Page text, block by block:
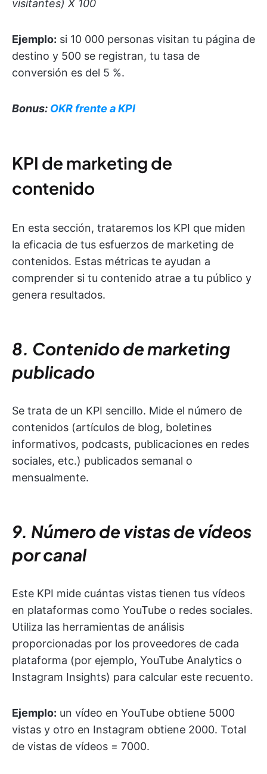
visitantes) X 100
Ejemplo: si 10 000 personas visitan tu página de
destino y 500 se registran, tu tasa de
conversión es del 5 %.
Bonus: OKR frente a KPI
KPI de marketing de
contenido
En esta sección, trataremos los KPI que miden
la eficacia de tus esfuerzos de marketing de
contenidos. Estas métricas te ayudan a
comprender si tu contenido atrae a tu público y
genera resultados.
8. Contenido de marketing
publicado
Se trata de un KPI sencillo. Mide el número de
contenidos (artículos de blog, boletines
informativos, podcasts, publicaciones en redes
sociales, etc.) publicados semanal o
mensualmente.
9. Número de vistas de vídeos
por canal
Este KPI mide cuántas vistas tienen tus vídeos
en plataformas como YouTube o redes sociales.
Utiliza las herramientas de análisis
proporcionadas por los proveedores de cada
plataforma (por ejemplo, YouTube Analytics o
Instagram Insights) para calcular este recuento.
Ejemplo: un vídeo en YouTube obtiene 5000
vistas y otro en Instagram obtiene 2000. Total
de vistas de vídeos = 7000.